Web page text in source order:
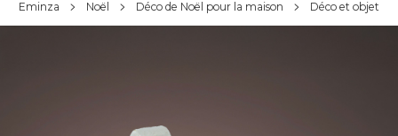
Eminza Noël Déco de Noël pour la maison Déco et objet de